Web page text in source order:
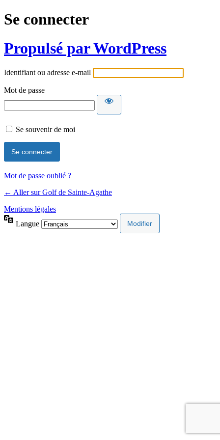
Se connecter
Propulsé par WordPress
Identifiant ou adresse e-mail
Mot de passe
Se souvenir de moi
Mot de passe oublié ?
← Aller sur Golf de Sainte-Agathe
Mentions légales
Langue